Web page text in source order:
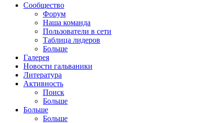
Сообщество
Форум
Наша команда
Пользователи в сети
Таблица лидеров
Больше
Галерея
Новости гальваники
Литература
Активность
Поиск
Больше
Больше
Больше